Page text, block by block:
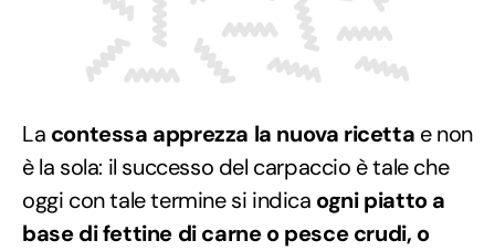
La contessa apprezza la nuova ricetta e non
è la sola: il successo del carpaccio è tale che
oggi con tale termine si indica ogni piatto a
base di fettine di carne o pesce crudi, o